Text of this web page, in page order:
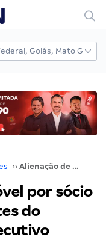
›› Alienação de bem imóvel por sócio de pessoa jurídica antes do redirecionamento executivo
por sócio
do